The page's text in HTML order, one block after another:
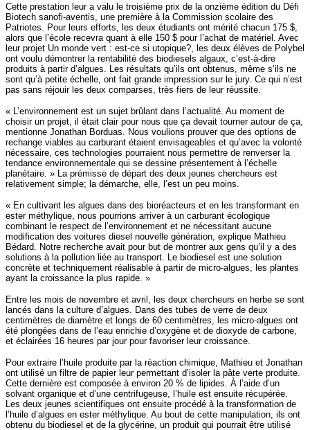
Cette prestation leur a valu le troisième prix de la onzième édition du Défi
Biotech sanofi-aventis, une première à la Commission scolaire des
Patriotes. Pour leurs efforts, les deux étudiants ont mérité chacun 175 $,
alors que l’école recevra quant à elle 150 $ pour l’achat de matériel. Avec
leur projet Un monde vert : est-ce si utopique?, les deux élèves de Polybel
ont voulu démontrer la rentabilité des biodiesels algaux, c’est-à-dire
produits à partir d’algues. Les résultats qu’ils ont obtenus, même s’ils ne
sont qu’à petite échelle, ont fait grande impression sur le jury. Ce qui n’est
pas sans réjouir les deux comparses, très fiers de leur réussite.
« L’environnement est un sujet brûlant dans l’actualité. Au moment de
choisir un projet, il était clair pour nous que ça devait tourner autour de ça,
mentionne Jonathan Borduas. Nous voulions prouver que des options de
rechange viables au carburant étaient envisageables et qu’avec la volonté
nécessaire, ces technologies pourraient nous permettre de renverser la
tendance environnementale qui se dessine présentement à l’échelle
planétaire. » La prémisse de départ des deux jeunes chercheurs est
relativement simple; la démarche, elle, l’est un peu moins.
« En cultivant les algues dans des bioréacteurs et en les transformant en
ester méthylique, nous pourrions arriver à un carburant écologique
combinant le respect de l’environnement et ne nécessitant aucune
modification des voitures diesel nouvelle génération, explique Mathieu
Bédard. Notre recherche avait pour but de montrer aux gens qu’il y a des
solutions à la pollution liée au transport. Le biodiesel est une solution
concrète et techniquement réalisable à partir de micro-algues, les plantes
ayant la croissance la plus rapide. »
Entre les mois de novembre et avril, les deux chercheurs en herbe se sont
lancés dans la culture d’algues. Dans des tubes de verre de deux
centimètres de diamètre et longs de 60 centimètres, les micro-algues ont
été plongées dans de l’eau enrichie d’oxygène et de dioxyde de carbone,
et éclairées 16 heures par jour pour favoriser leur croissance.
Pour extraire l’huile produite par la réaction chimique, Mathieu et Jonathan
ont utilisé un filtre de papier leur permettant d’isoler la pâte verte produite.
Cette dernière est composée à environ 20 % de lipides. À l’aide d’un
solvant organique et d’une centrifugeuse, l’huile est ensuite récupérée.
Les deux jeunes scientifiques ont ensuite procédé à la transformation de
l’huile d’algues en ester méthylique. Au bout de cette manipulation, ils ont
obtenu du biodiesel et de la glycérine, un produit qui pourrait être utilisé